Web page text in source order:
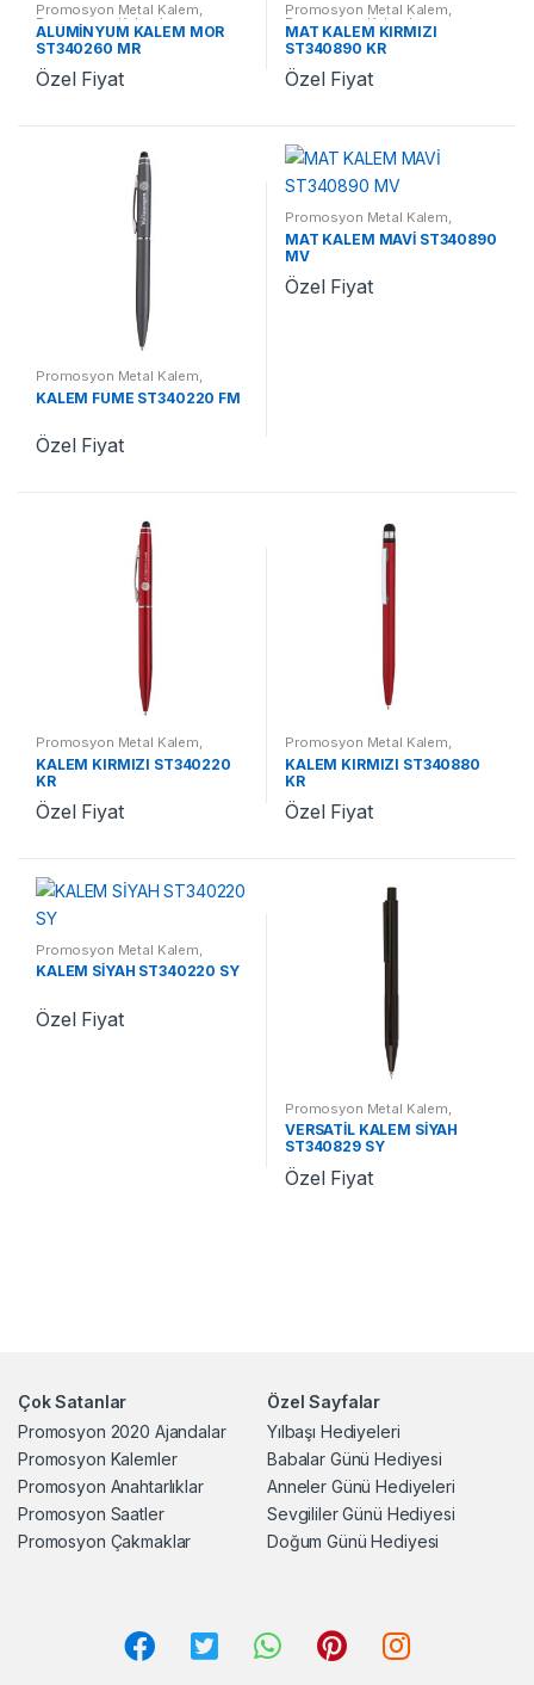
Promosyon Metal Kalem,
Promosyon Kalemler
ALÜMİNYUM KALEM MOR
ST340260 MR
Özel Fiyat
Promosyon Metal Kalem,
Promosyon Kalemler
MAT KALEM KIRMIZI
ST340890 KR
Özel Fiyat
Promosyon Metal Kalem,
Promosyon Kalemler
KALEM FÜME ST340220 FM
Özel Fiyat
Promosyon Metal Kalem,
Promosyon Kalemler
MAT KALEM MAVİ ST340890
MV
Özel Fiyat
Promosyon Metal Kalem,
Promosyon Kalemler
KALEM KIRMIZI ST340220
KR
Özel Fiyat
Promosyon Metal Kalem,
Promosyon Kalemler
KALEM KIRMIZI ST340880
KR
Özel Fiyat
Promosyon Metal Kalem
Promosyon Kalemler
KALEM SİYAH ST340220 SY
Özel Fiyat
Promosyon Metal Kalem
Promosyon Kalemler
VERSATİL KALEM SİYAH
ST340829 SY
Özel Fiyat
Çok Satanlar
Promosyon 2020 Ajandalar
Promosyon Kalemler
Promosyon Anahtarlıklar
Promosyon Saatler
Promosyon Çakmaklar
Özel Sayfalar
Yılbaşı Hediyeleri
Babalar Günü Hediyesi
Anneler Günü Hediyeleri
Sevgililer Günü Hediyesi
Doğum Günü Hediyesi